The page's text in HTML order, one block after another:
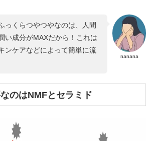
nanana
っくらつやつやなのは、人間
い成分がMAXだから！これは
ンケアなどによって簡単に流
のはNMFとセラミド